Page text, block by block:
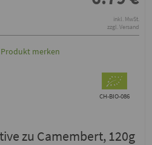
inkl. MwSt.
zzgl. Versand
Produkt merken
CH-BIO-086
zu Camembert, 120g